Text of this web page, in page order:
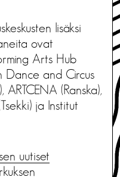
lisäksi
ovat
Arts Hub
Dance and Circus
(Ranska),
ja Institut
uutiset